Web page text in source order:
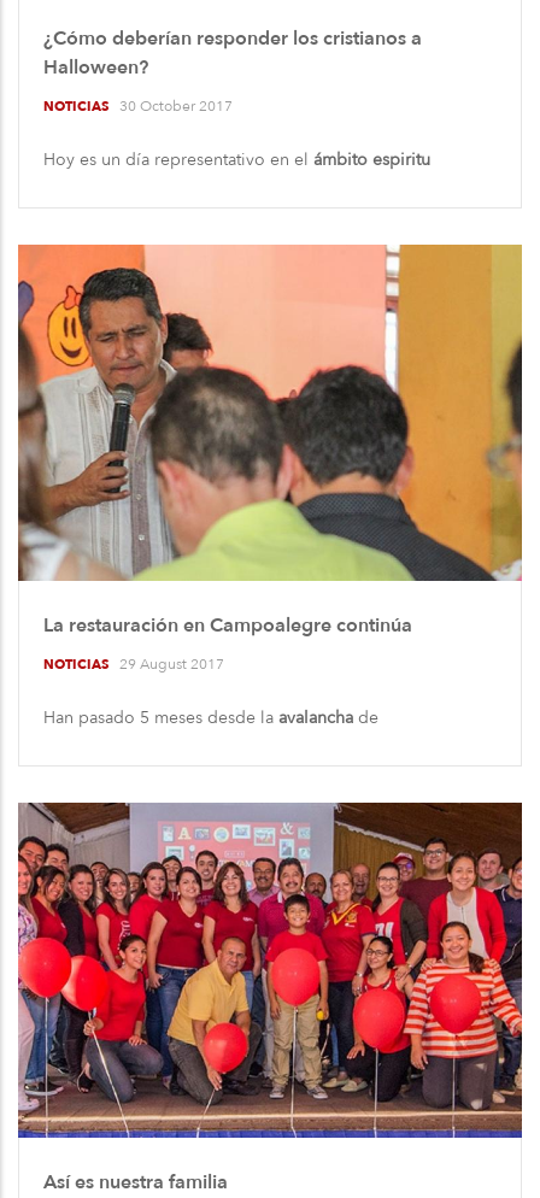
¿Cómo deberían responder los cristianos a
Halloween?
NOTICIAS 30 October 2017
Hoy es un día representativo en el ámbito espiritu
La restauración en Campoalegre continúa
NOTICIAS 29 August 2017
Han pasado 5 meses desde la avalancha de
Así es nuestra familia